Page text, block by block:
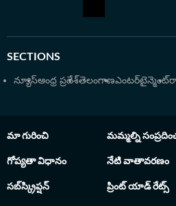
SECTIONS
న్యూస్ఆంధ్ర ప్రదేశ్తెలంగాణఎంటర్‌టైన్మెంట్
మా గురించి మమ్మల్ని
గోప్యతా విధానం నేటి వాతావరణం
సబ్‌స్క్రిప్షన్ ప్రింట్ యాడ్ రేట్స్